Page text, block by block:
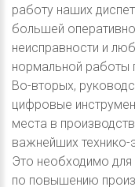
работу наших
большей
неисправности и
нормальной работы
Во-вторых,
цифровые
места в
важнейших технико-
Это необходимо для
по повышению